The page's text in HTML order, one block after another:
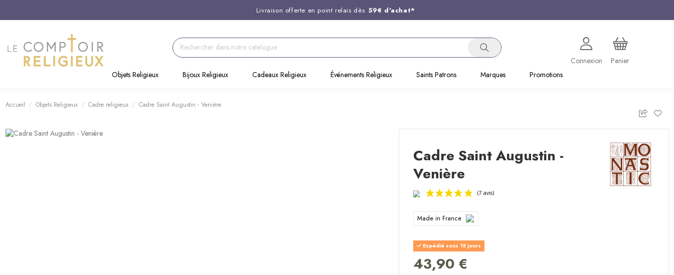
Livraison offerte en point relais dès 59€ d'achat*
Support client disponible au
Commandez avant 14H, expédition le jour même !
Connexion
Panier
Objets Religieux
Bijoux Religieux Cadeaux Religieux Événements Religieux Saints Patrons Marques Promotions
Accueil Objets Religieux Cadre religieux Cadre Saint Augustin - Venière
Cadre Saint Augustin -
Venière
Made in France
Expédié sous 15 jours
43,90 €